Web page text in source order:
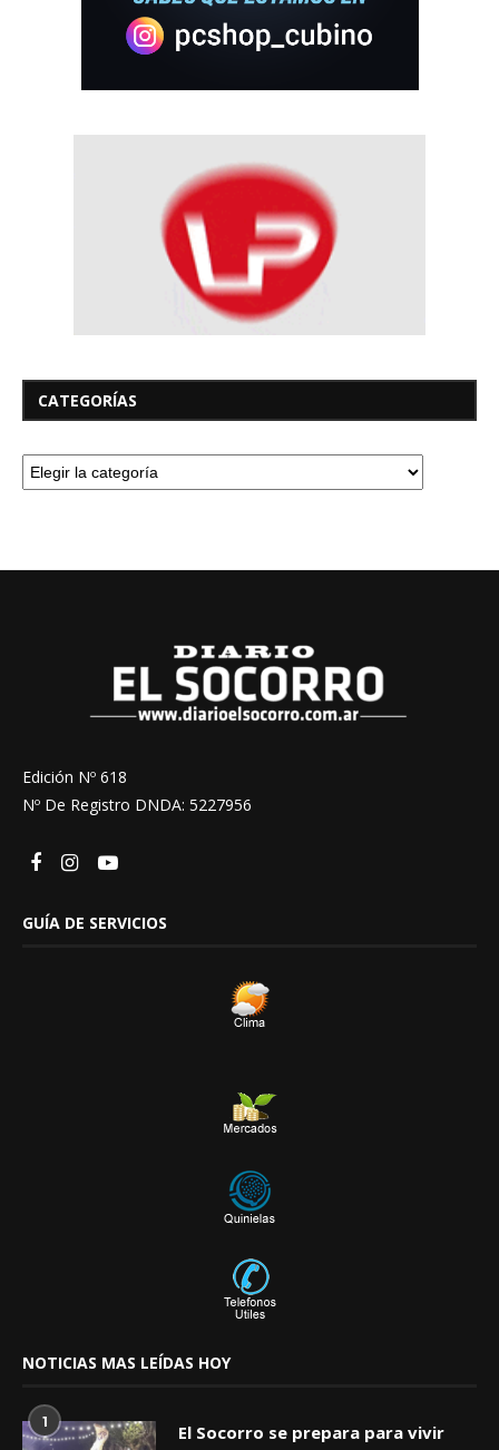
CATEGORÍAS
Edición Nº 618
Nº De Registro DNDA: 5227956
GUÍA DE SERVICIOS
NOTICIAS MAS LEÍDAS HOY
1
El Socorro se prepara para vivir